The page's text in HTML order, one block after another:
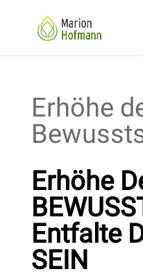
Erhöhe
Erhöhe
Entfalte
SEIN